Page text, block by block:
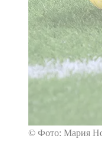
© Фото: Мария